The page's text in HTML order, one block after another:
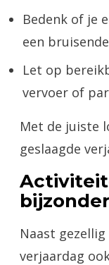
Bedenk of je
een
Let op
vervoer of
Met de juiste
geslaagde
Naast
verjaardag